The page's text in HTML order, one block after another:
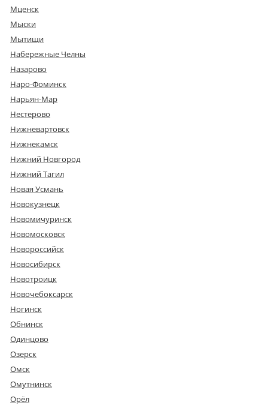
Мценск
Мыски
Мытищи
Набережные Челны
Назарово
Наро-Фоминск
Нарьян-Мар
Нестерово
Нижневартовск
Нижнекамск
Нижний Новгород
Нижний Тагил
Новая Усмань
Новокузнецк
Новомичуринск
Новомосковск
Новороссийск
Новосибирск
Новотроицк
Новочебоксарск
Ногинск
Обнинск
Одинцово
Озерск
Омск
Омутнинск
Орёл